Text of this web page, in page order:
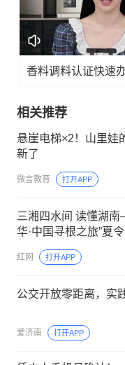
香料调料认证快速
相关推荐
悬崖电梯×2！山里娃
新了
微言教育 打开APP
三湘四水间 读懂湖
华·中国寻根之旅”夏
红网 打开APP
公交开放零距离，实
爱济南 打开APP